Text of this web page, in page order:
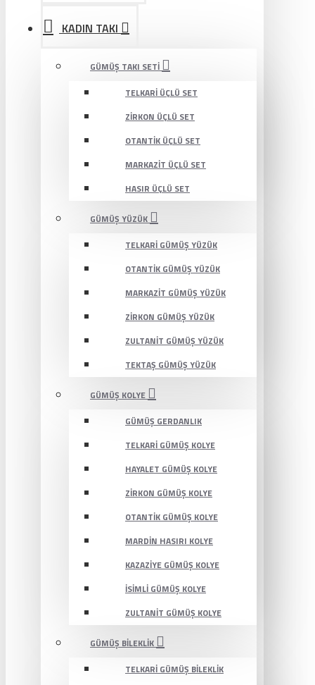
KADIN TAKI
GÜMÜŞ TAKI SETI
TELKARI ÜÇLÜ SET
ZIRKON ÜÇLÜ SET
OTANTIK ÜÇLÜ SET
MARKAZIT ÜÇLÜ SET
HASIR ÜÇLÜ SET
GÜMÜŞ YÜZÜK
TELKARI GÜMÜŞ YÜZÜK
OTANTIK GÜMÜŞ YÜZÜK
MARKAZIT GÜMÜŞ YÜZÜK
ZIRKON GÜMÜŞ YÜZÜK
ZULTANIT GÜMÜŞ YÜZÜK
TEKTAŞ GÜMÜŞ YÜZÜK
GÜMÜŞ KOLYE
GÜMÜŞ GERDANLIK
TELKARI GÜMÜŞ KOLYE
HAYALET GÜMÜŞ KOLYE
ZIRKON GÜMÜŞ KOLYE
OTANTIK GÜMÜŞ KOLYE
MARDIN HASIRI KOLYE
KAZAZIYE GÜMÜŞ KOLYE
İSIMLI GÜMÜŞ KOLYE
ZULTANIT GÜMÜŞ KOLYE
GÜMÜŞ BILEKLIK
TELKARI GÜMÜŞ BILEKLIK